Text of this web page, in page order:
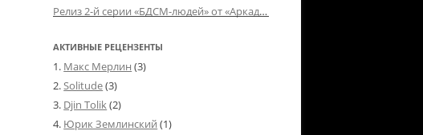
Релиз 2-й серии «БДСМ-людей» от «Аркада Фильм»
АКТИВНЫЕ РЕЦЕНЗЕНТЫ
Макс Мерлин (3)
Solitude(3)
Djin Tolik(2)
Юрик Землинский (1)